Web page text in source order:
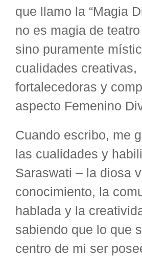
que llamo la “Magia
no es magia de
sino puramente
cualidades creativas,
fortalecedoras y
aspecto Femenino
Cuando escribo, me
las cualidades y
Saraswati – la diosa
conocimiento, la
hablada y la
sabiendo que lo que
centro de mi ser